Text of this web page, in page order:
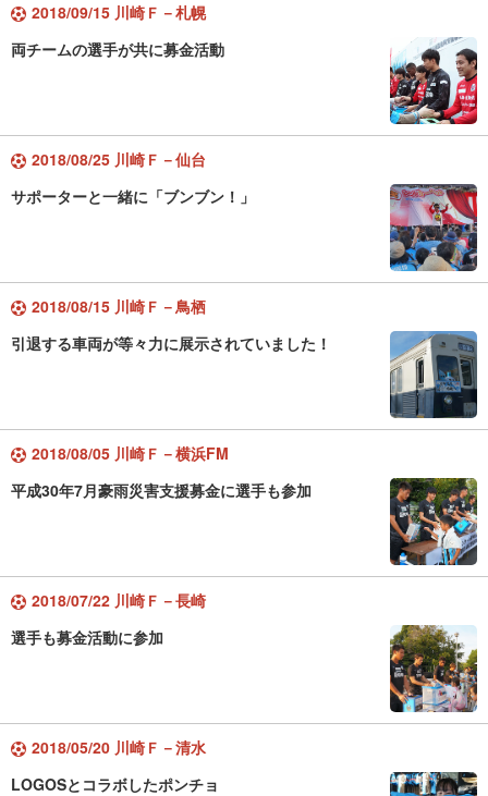
2018/09/15 川崎Ｆ－札幌
両チームの選手が共に募金活動
2018/08/25 川崎Ｆ－仙台
サポーターと一緒に「ブンブン！」
2018/08/15 川崎Ｆ－鳥栖
引退する車両が等々力に展示されていました！
2018/08/05 川崎Ｆ－横浜FM
平成30年7月豪雨災害支援募金に選手も参加
2018/07/22 川崎Ｆ－長崎
選手も募金活動に参加
2018/05/20 川崎Ｆ－清水
LOGOSとコラボしたポンチョ